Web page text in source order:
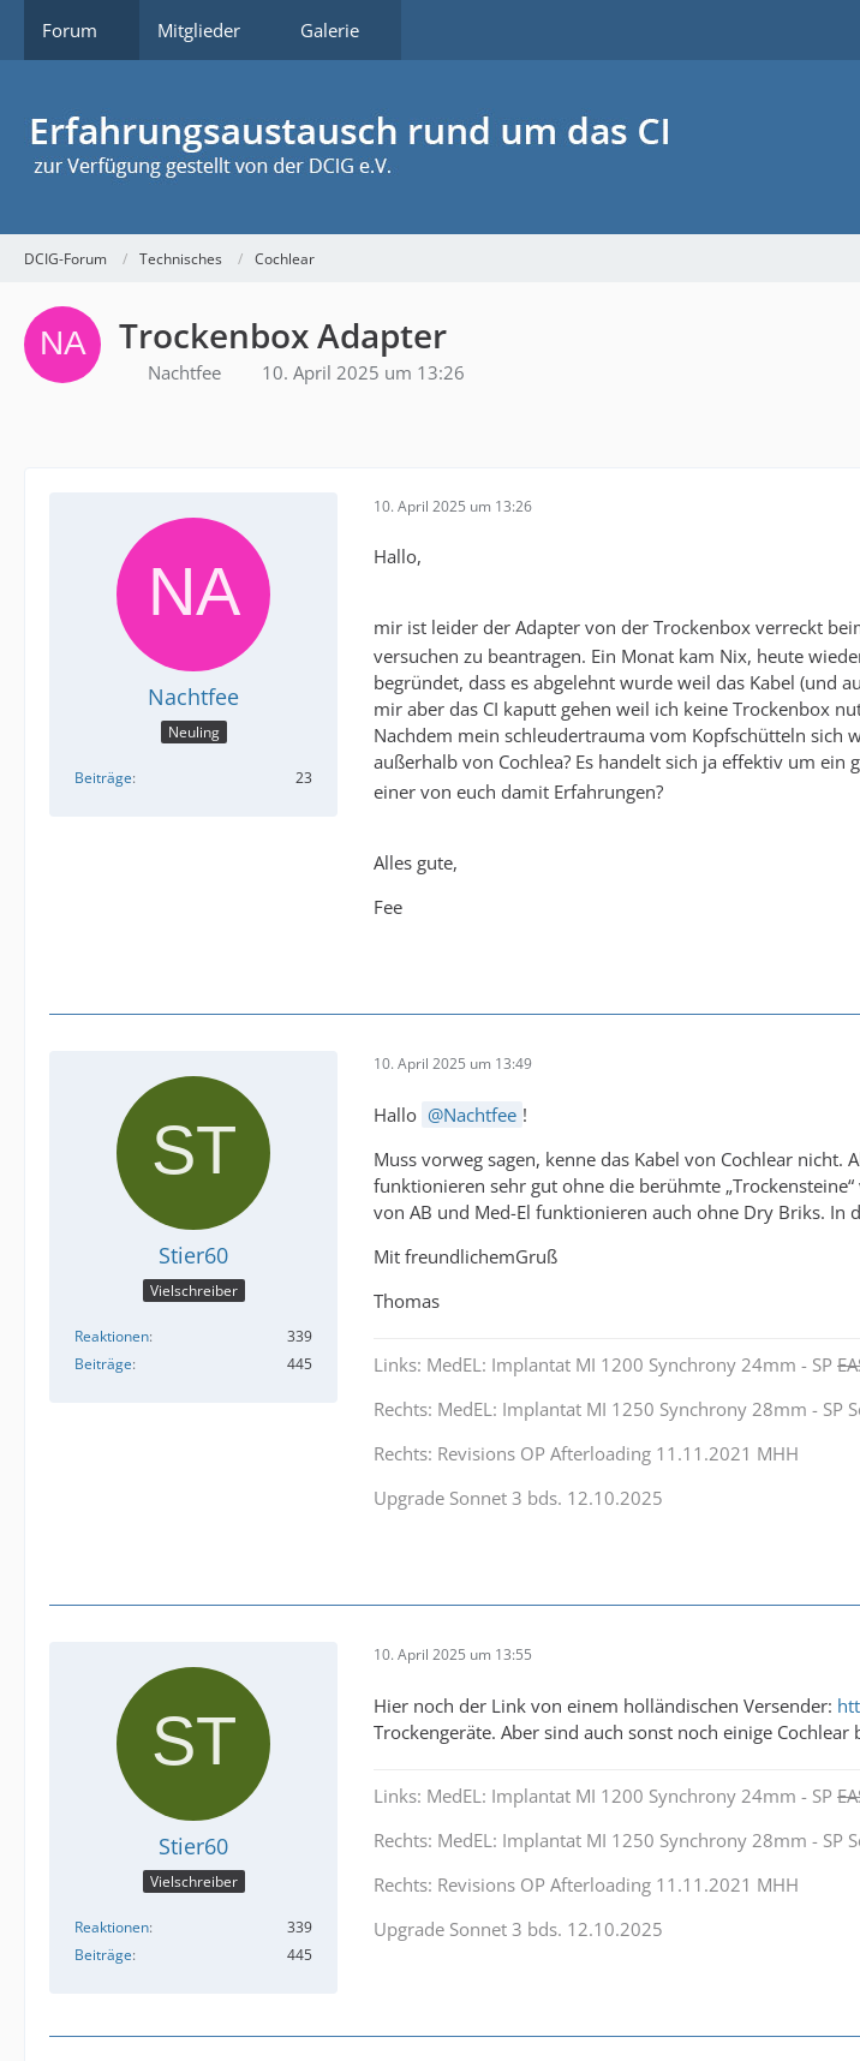
Forum Mitglieder Galerie
DCIG-Forum Technisches Cochlear
Trockenbox Adapter
Nachtfee 10. April 2025 um 13:26
Nachtfee
Neuling
Beiträge 23
10. April 2025 um 13:26
Hallo,
mir ist leider der Adapter von der Trockenbox verreckt
versuchen zu beantragen. Ein Monat kam Nix, heute
begründet, dass es abgelehnt wurde weil das Kabel (und
mir aber das CI kaputt gehen weil ich keine Trockenbox
Nachdem mein schleudertrauma vom Kopfschütteln sich
außerhalb von Cochlea? Es handelt sich ja effektiv um
einer von euch damit Erfahrungen?
Alles gute,
Fee
Stier60
Vielschreiber
Reaktionen
339
Beiträge
445
10. April 2025 um 13:49
Hallo Nachtfee !
Muss vorweg sagen, kenne das Kabel von Cochlear
funktionieren sehr gut ohne die berühmte
von AB und Med-El funktionieren auch ohne Dry Briks. In
Mit freundlichemGruß
Thomas
Links: MedEL: Implantat MI 1200 Synchrony 24mm - SP
Rechts: MedEL: Implantat MI 1250 Synchrony 28mm - SP
Rechts: Revisions OP Afterloading 11.11.2021 MHH
Upgrade Sonnet 3 bds. 12.10.2025
Stier60
Vielschreiber
Reaktionen
339
Beiträge
445
10. April 2025 um 13:55
Hier noch der Link von einem holländischen Versender:
Trockengeräte. Aber sind auch sonst noch einige
Links: MedEL: Implantat MI 1200 Synchrony 24mm - SP
Rechts: MedEL: Implantat MI 1250 Synchrony 28mm - SP
Rechts: Revisions OP Afterloading 11.11.2021 MHH
Upgrade Sonnet 3 bds. 12.10.2025